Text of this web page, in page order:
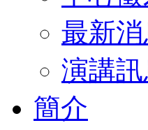
最新消
演講訊
簡介